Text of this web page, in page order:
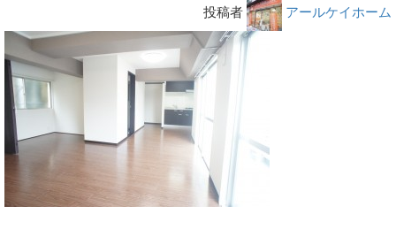
投稿者 アールケイホーム